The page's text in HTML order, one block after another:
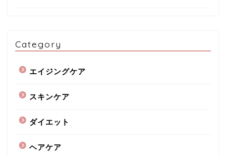
Category
エイジングケア
スキンケア
ダイエット
ヘアケア